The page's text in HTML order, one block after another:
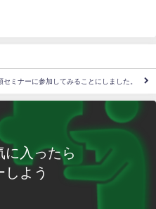
セミナーに参加してみることにしました。
に入ったら
しよう